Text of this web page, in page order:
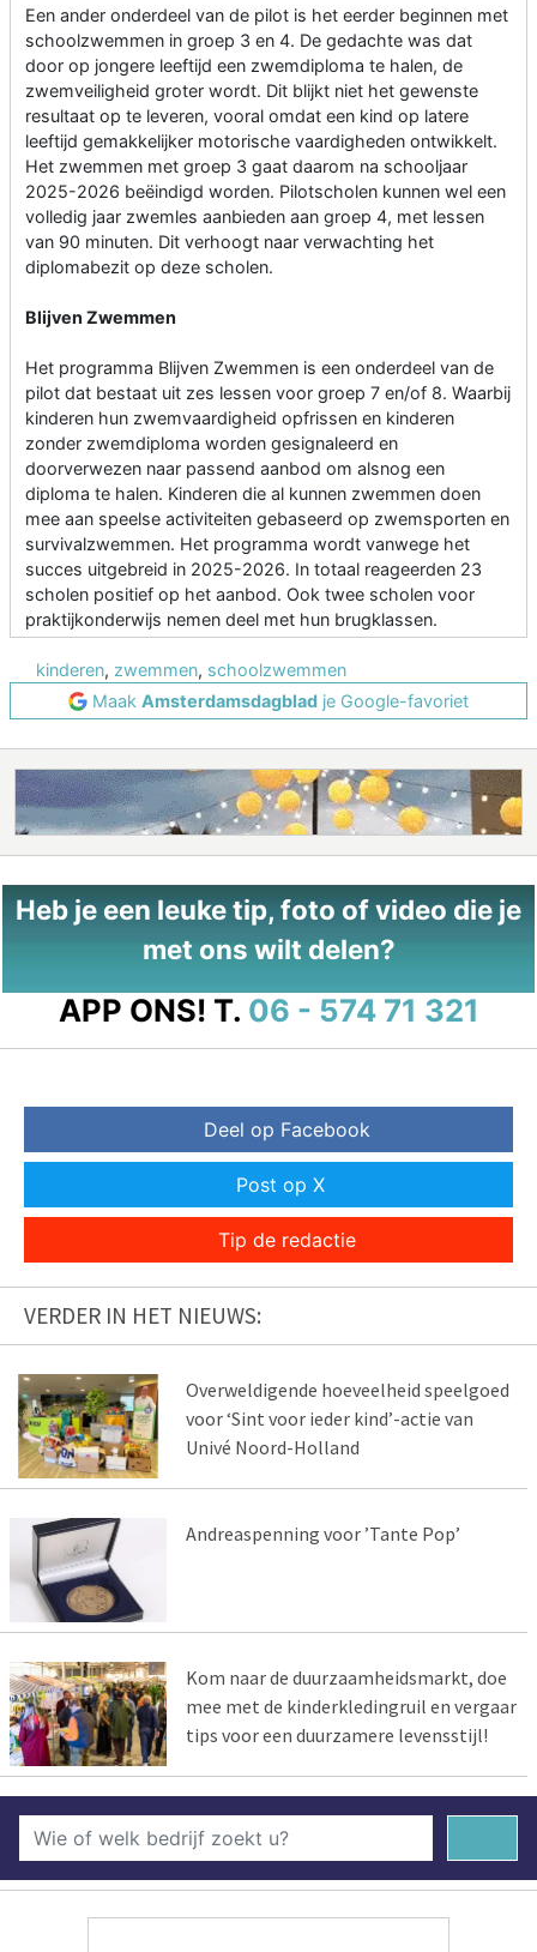
Een ander onderdeel van de pilot is het eerder beginnen met
schoolzwemmen in groep 3 en 4. De gedachte was dat
door op jongere leeftijd een zwemdiploma te halen, de
zwemveiligheid groter wordt. Dit blijkt niet het gewenste
resultaat op te leveren, vooral omdat een kind op latere
leeftijd gemakkelijker motorische vaardigheden ontwikkelt.
Het zwemmen met groep 3 gaat daarom na schooljaar
2025-2026 beëindigd worden. Pilotscholen kunnen wel een
volledig jaar zwemles aanbieden aan groep 4, met lessen
van 90 minuten. Dit verhoogt naar verwachting het
diplomabezit op deze scholen.
Blijven Zwemmen
Het programma Blijven Zwemmen is een onderdeel van de
pilot dat bestaat uit zes lessen voor groep 7 en/of 8. Waarbij
kinderen hun zwemvaardigheid opfrissen en kinderen
zonder zwemdiploma worden gesignaleerd en
doorverwezen naar passend aanbod om alsnog een
diploma te halen. Kinderen die al kunnen zwemmen doen
mee aan speelse activiteiten gebaseerd op zwemsporten en
survivalzwemmen. Het programma wordt vanwege het
succes uitgebreid in 2025-2026. In totaal reageerden 23
scholen positief op het aanbod. Ook twee scholen voor
praktijkonderwijs nemen deel met hun brugklassen.
kinderen, zwemmen, schoolzwemmen
Maak Amsterdamsdagblad je Google-favoriet
Heb je een leuke tip, foto of video die je
met ons wilt delen?
APP ONS! T. 06 - 574 71 321
Deel op Facebook
Post op X
Tip de redactie
VERDER IN HET NIEUWS:
Overweldigende hoeveelheid speelgoed
voor ‘Sint voor ieder kind’-actie van
Univé Noord-Holland
Andreaspenning voor ’Tante Pop’
Kom naar de duurzaamheidsmarkt, doe
mee met de kinderkledingruil en vergaar
tips voor een duurzamere levensstijl!